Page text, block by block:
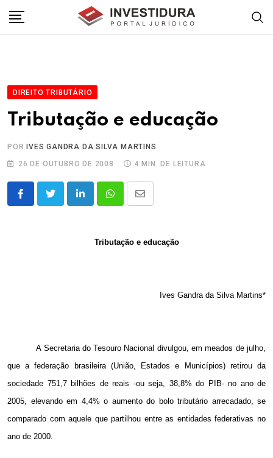
DIREITO TRIBUTÁRIO
Tributação e educação
POR
IVES GANDRA DA SILVA MARTINS
26 DE OUTUBRO DE 2008
4 MIN. DE LEITURA
LinkedInWhatsappShare
Tributação e educação
Ives Gandra da Silva Martins*
A Secretaria do Tesouro Nacional divulgou, em meados de julho,
que a federação brasileira (União, Estados e Municípios) retirou da
sociedade 751,7 bilhões de reais -ou seja, 38,8% do PIB- no ano de
2005, elevando em 4,4% o aumento do bolo tributário arrecadado, se
comparado com aquele que partilhou entre as entidades federativas no
ano de 2000.